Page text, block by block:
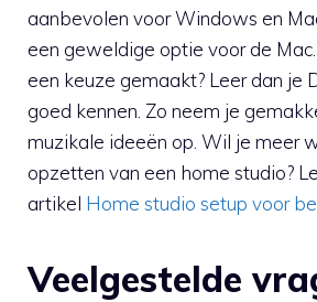
aanbevolen voor Windows en
een geweldige optie voor de
een keuze gemaakt? Leer dan je
goed kennen. Zo neem je
muzikale ideeën op. Wil je meer
opzetten van een home studio?
artikel Home studio setup voor
Veelgestelde